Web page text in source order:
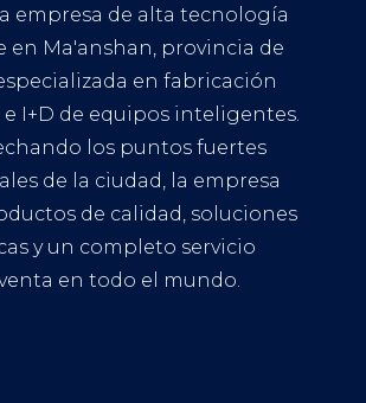
empresa de alta tecnología
en Ma'anshan, provincia de
en fabricación
e I+D de equipos inteligentes.
los puntos fuertes
de la ciudad, la empresa
de calidad, soluciones
y un completo servicio
en todo el mundo.